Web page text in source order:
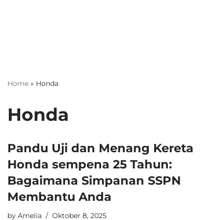
Home » Honda
Honda
Pandu Uji dan Menang Kereta
Honda sempena 25 Tahun:
Bagaimana Simpanan SSPN
Membantu Anda
by Amelia Oktober 8, 2025